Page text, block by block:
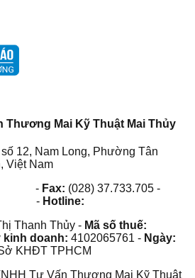
Thương Mai Kỹ Thuật Mai Thủy
12, Nam Long, Phường Tân
Việt Nam
- Fax: (028) 37.733.705 -
- Hotline:
Thanh Thủy - Mã số thuế:
kinh doanh: 4102065761 - Ngày:
KHĐT TPHCM
Tư Vấn Thương Mai Kỹ Thuật